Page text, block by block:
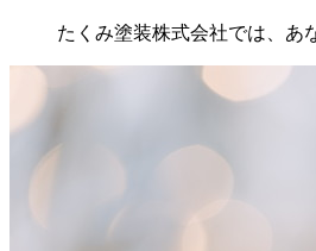
たくみ塗装株式会社では、あ